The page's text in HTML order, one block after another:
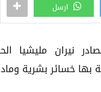
ارسل
نيران مليشيا
بها خسائر بشرية